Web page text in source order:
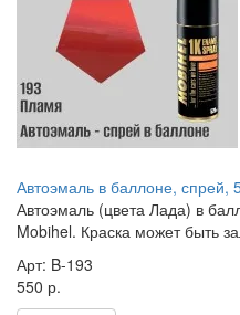
Автоэмаль в баллоне, спрей,
Автоэмаль (цвета Лада) в
Mobihel. Краска может быть
Арт: B-193
550 р.